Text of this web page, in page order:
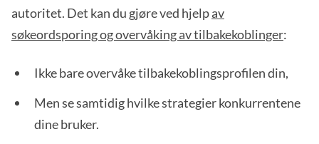
autoritet. Det kan du gjøre ved hjelpav
søkeordsporing og overvåking av tilbakekoblinger:
Ikke bare overvåke tilbakekoblingsprofilen din,
Men se samtidig hvilke strategier konkurrentene
dine bruker.